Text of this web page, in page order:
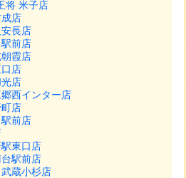
将 米子店
店
長店
前店
霞店
店
店
西インター店
店
前店
東口店
駅前店
蔵小杉店